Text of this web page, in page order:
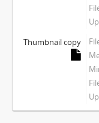
Thumbnail copy